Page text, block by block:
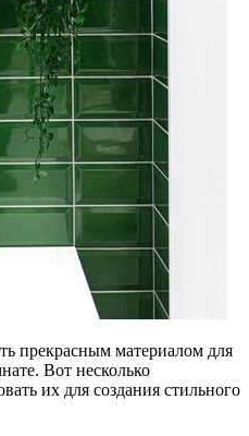
прекрасным материалом для
Вот несколько
их для создания стильного